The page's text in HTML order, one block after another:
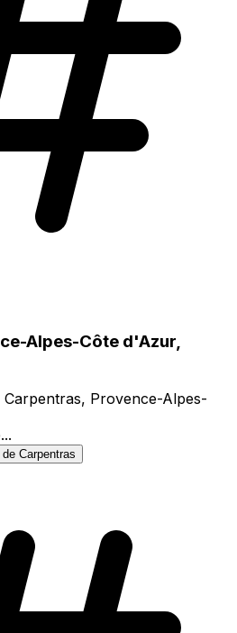
Alpes-Côte d'Azur,
Provence-Alpes-
Carpentras